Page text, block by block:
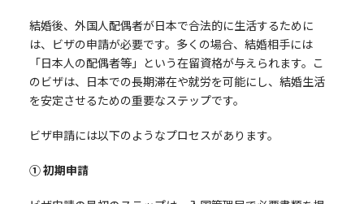
結婚後、外国人配偶者が日本で合法的に生活するために
は、ビザの申請が必要です。多くの場合、結婚相手には
「日本人の配偶者等」という在留資格が与えられます。こ
のビザは、日本での長期滞在や就労を可能にし、結婚生活
を安定させるための重要なステップです。
ビザ申請には以下のようなプロセスがあります。
① 初期申請